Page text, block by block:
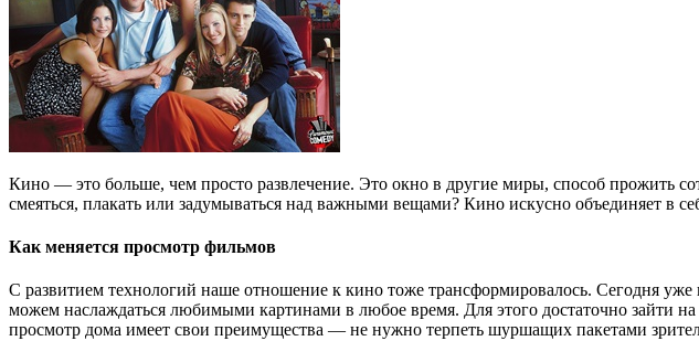
Кино — это больше, чем просто развлечение. Это окно в другие миры, способ прожить
смеяться, плакать или задумываться над важными вещами? Кино искусно объединяет в
Как меняется просмотр фильмов
С развитием технологий наше отношение к кино тоже трансформировалось. Сегодня
можем наслаждаться любимыми картинами в любое время. Для этого достаточно зайти
просмотр дома имеет свои преимущества — не нужно терпеть шуршащих пакетами